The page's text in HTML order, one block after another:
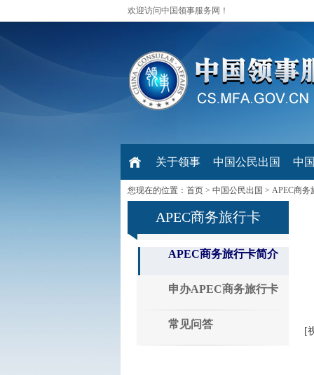
欢迎访问中国领事服务网！
关于领事 中国公民出国 中
您现在的位置： 首页 > 中国公民出国 > APEC商务
APEC商务旅行卡
APEC商务旅行卡简介
申办APEC商务旅行卡
常见问答
[